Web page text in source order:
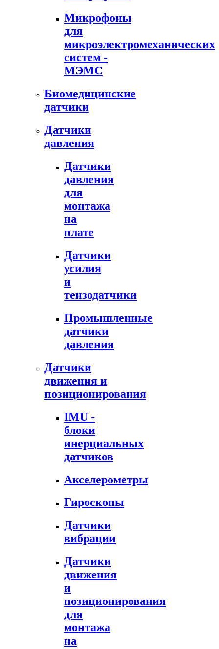
Микрофоны
для
микроэлектромеханических
систем -
МЭМС
Биомедицинские
датчики
Датчики
давления
Датчики
давления
для
монтажа
на
плате
Датчики
усилия
и
тензодатчики
Промышленные
датчики
давления
Датчики
движения и
позиционирования
IMU -
блоки
инерциальных
датчиков
Акселерометры
Гироскопы
Датчики
вибрации
Датчики
движения
и
позиционирования
для
монтажа
на